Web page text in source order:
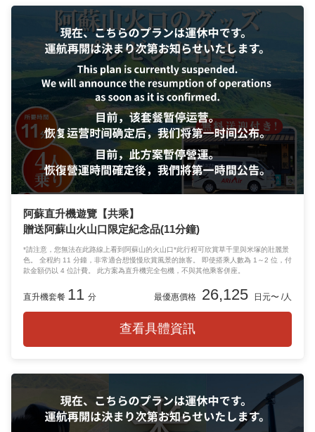
阿蘇直升機遊覽【共乘】
贈送阿蘇山火山口限定紀念品(11分鐘)
*請注意，您無法在此路線上看到阿蘇山的火山口*此行程可欣賞草千里與米塚的壯麗景
色。 全程約 11 分鐘，非常適合想慢慢欣賞風景的旅客。 即使搭乘人數為 1～2 位，付
款金額仍以 4 位計費。 此方案為直升機完全包機，不與其他乘客併座。
直升機套餐 11 分 最優惠價格 26,125 日元〜 /人
查看具體資訊